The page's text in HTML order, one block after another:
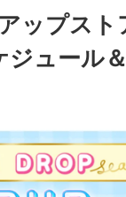
ップス
ュール